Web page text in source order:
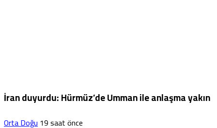
İran duyurdu: Hürmüz’de Umman ile anlaşma yakın
Orta Doğu19 saat önce